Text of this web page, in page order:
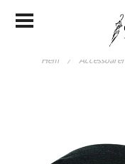
Hem / Accessoarer